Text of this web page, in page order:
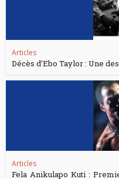
Articles
Décès d’Ebo Taylor : Une
Articles
Fela Anikulapo Kuti :